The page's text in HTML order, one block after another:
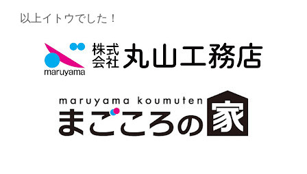
以上イトウでした！